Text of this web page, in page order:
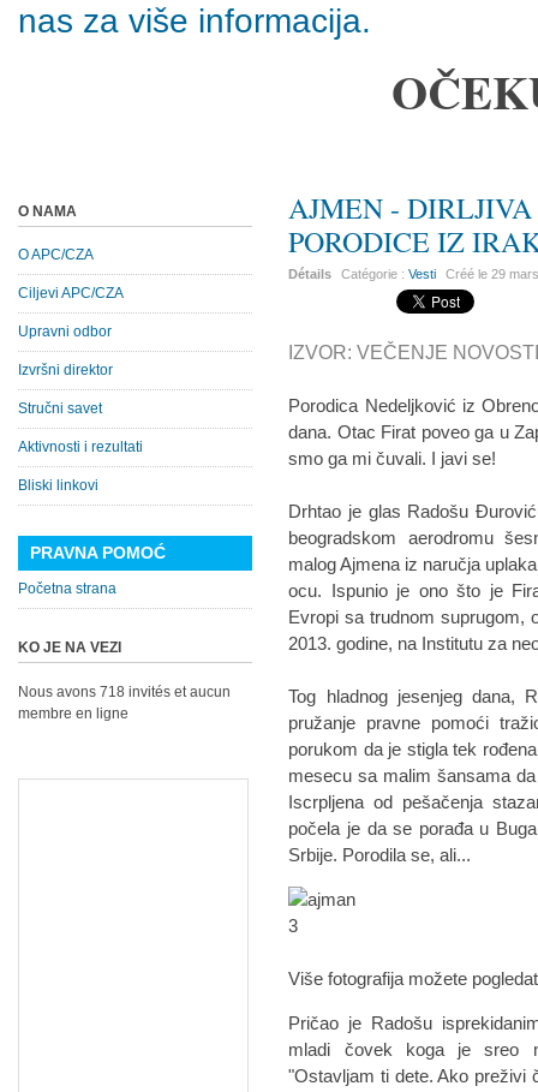
nas za više informacija.
AJMEN - DIRLJIVA
PORODICE IZ
Détails Catégorie :Vesti Créé le29
IZVOR: VEČENJE
Porodica Nedeljković iz
dana. Otac Firat poveo ga u
smo ga mi čuvali. I javi se!
Drhtao je glas Radošu
beogradskom aerodromu
malog Ajmena iz naručja
ocu. Ispunio je ono što je
Evropi sa trudnom suprugom,
2013. godine, na Institutu za
Tog hladnog jesenjeg dana,
pružanje pravne pomoći
porukom da je stigla tek
mesecu sa malim šansama
Iscrpljena od pešačenja
počela je da se porađa u
Srbije. Porodila se, ali...
Više fotografija možete
Pričao je Radošu
mladi čovek koga je sreo
"Ostavljam ti dete. Ako preživi
O NAMA
O APC/CZA
Ciljevi APC/CZA
Upravni odbor
Izvršni direktor
Stručni savet
Aktivnosti i rezultati
Bliski linkovi
PRAVNA POMOĆ
Početna strana
KO JE NA VEZI
Nous avons 718 invités et aucun
membre en ligne